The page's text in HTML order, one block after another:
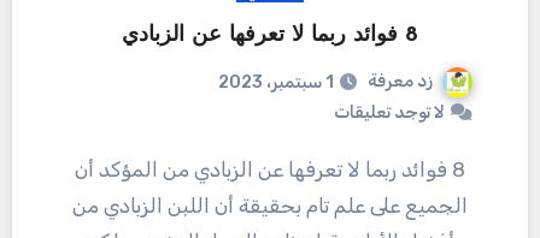
8 فوائد ربما لا تعرفها عن الزبادي
زد معرفة
1 سبتمبر، 2023
لا توجد تعليقات
8 فوائد ربما لا تعرفها عن الزبادي من المؤكد أن
الجميع على علم تام بحقيقة أن اللبن الزبادي من